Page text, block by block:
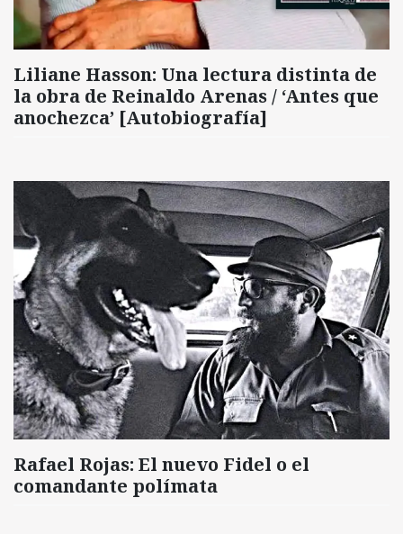
Liliane Hasson: Una lectura distinta de
la obra de Reinaldo Arenas / ‘Antes que
anochezca’ [Autobiografía]
Rafael Rojas: El nuevo Fidel o el
comandante polímata